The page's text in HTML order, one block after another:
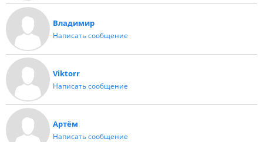
Владимир
Написать сообщение
Viktorr
Написать сообщение
Артём
Написать сообщение